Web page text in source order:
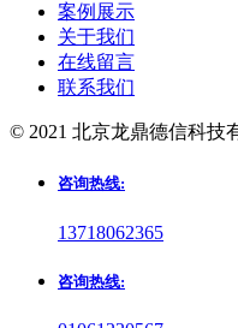
案例展示
关于我们
在线留言
联系我们
© 2021 北京龙鼎德信科技
咨询热线:
13718062365
咨询热线: